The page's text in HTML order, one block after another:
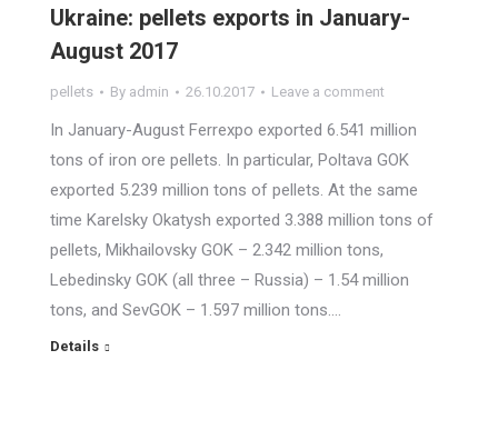
Ukraine: pellets exports in January-
August 2017
pellets By admin 26.10.2017 Leave a comment
In January-August Ferrexpo exported 6.541 million
tons of iron ore pellets. In particular, Poltava GOK
exported 5.239 million tons of pellets. At the same
time Karelsky Okatysh exported 3.388 million tons of
pellets, Mikhailovsky GOK – 2.342 million tons,
Lebedinsky GOK (all three – Russia) – 1.54 million
tons, and SevGOK – 1.597 million tons.…
Details